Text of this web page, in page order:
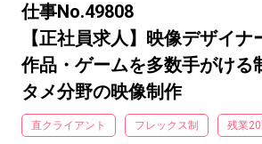
仕事No.49808
【正社員求人】映像デザイ
作品・ゲームを多数手がける
タメ分野の映像制作
直クライアント フレックス制 残業